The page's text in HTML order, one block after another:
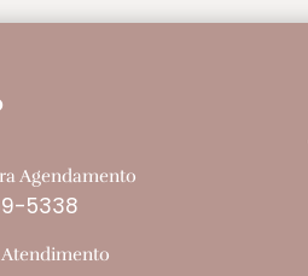
Agendamento
5338